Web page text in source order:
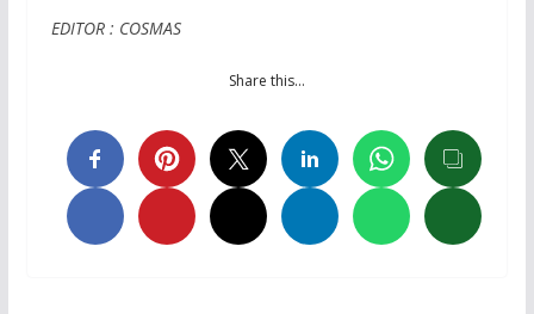
EDITOR : COSMAS
Share this…